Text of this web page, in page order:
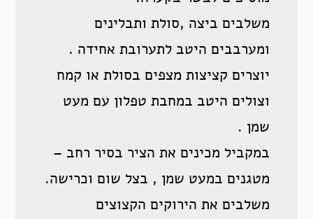
משלבים ביצה ,סולת ותבלינים
ומערבבים היטב לתערובת אחידה .
יוצרים קציצות מצפים בסולת או קמח
וצולים היטב במחבת טפלון עם מעט
שמן .
במקביל מכינים את הציר בסיר רחב –
מטגנים במעט שמן , בצל שום וכרישה.
משלבים את הירוקים הקצוצים